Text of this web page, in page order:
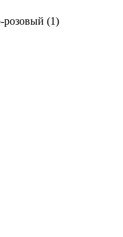
розовый (1)